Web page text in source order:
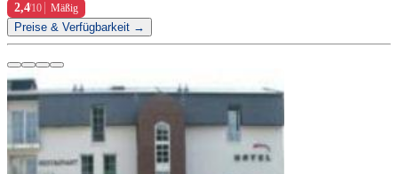
2,4/10 Mäßig
Preise & Verfügbarkeit →